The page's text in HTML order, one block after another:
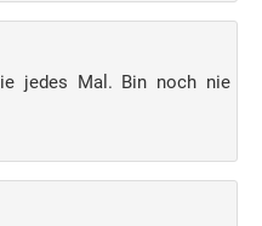
jedes Mal. Bin noch nie